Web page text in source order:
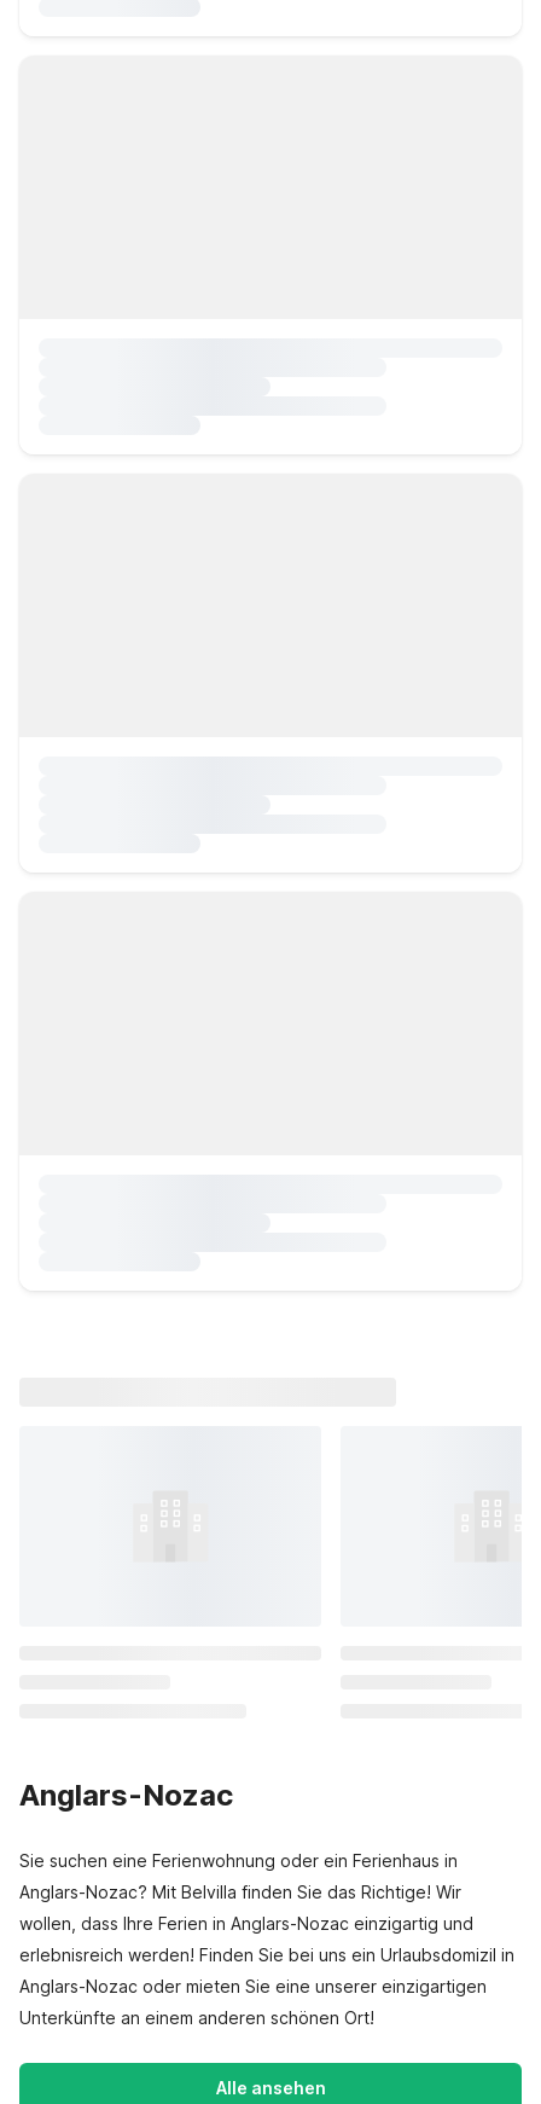
Anglars-Nozac
Sie suchen eine Ferienwohnung oder ein Ferienhaus in
Anglars-Nozac? Mit Belvilla finden Sie das Richtige! Wir
wollen, dass Ihre Ferien in Anglars-Nozac einzigartig und
erlebnisreich werden! Finden Sie bei uns ein Urlaubsdomizil in
Anglars-Nozac oder mieten Sie eine unserer einzigartigen
Unterkünfte an einem anderen schönen Ort!
Alle ansehen